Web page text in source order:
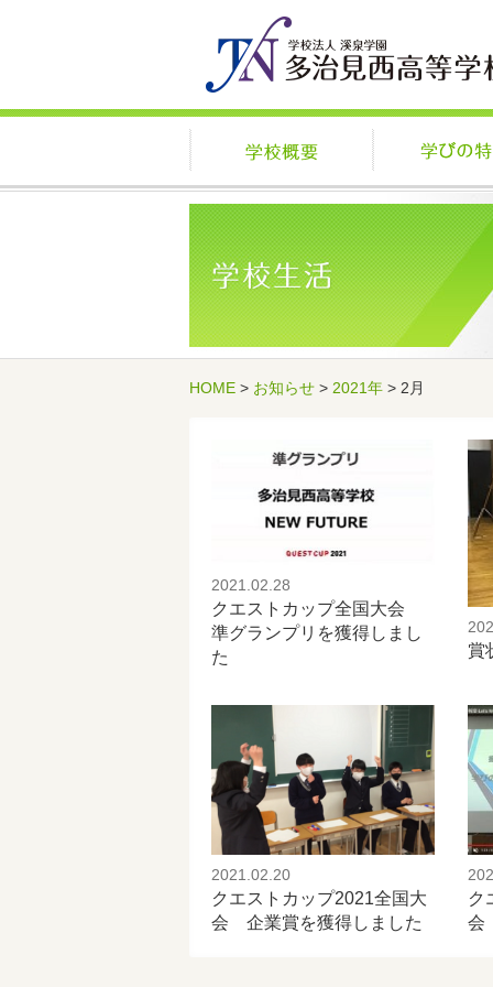
学校概要
HOME > お知らせ > 2021年 > 2月
2021.02.28
クエストカップ全国大会
準グランプリを獲得しまし
た
賞
2021.02.20
クエストカップ2021全国大
会 企業賞を獲得しました
ク
会